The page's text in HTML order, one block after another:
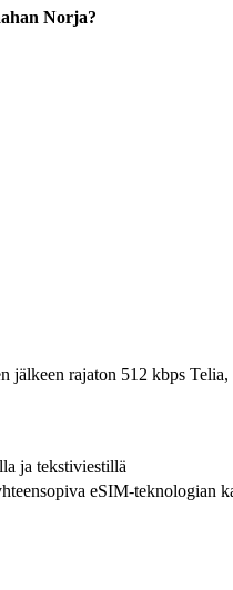
Norja?
jälkeen rajaton 512 kbps Telia,
ja tekstiviestillä
eSIM-teknologian